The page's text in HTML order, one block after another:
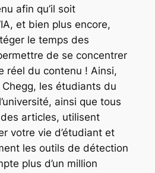
afin qu’il soit
et bien plus encore,
le temps des
de se concentrer
réel du contenu ! Ainsi,
les étudiants du
ainsi que tous
articles, utilisent
votre vie d’étudiant et
les outils de détection
plus d’un million